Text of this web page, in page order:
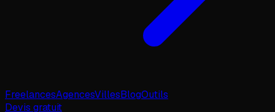
FreelancesAgencesVillesBlogOutils
Devis gratuit